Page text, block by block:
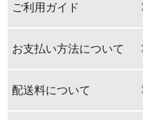
ご利用ガイド
お支払い方法について
配送料について